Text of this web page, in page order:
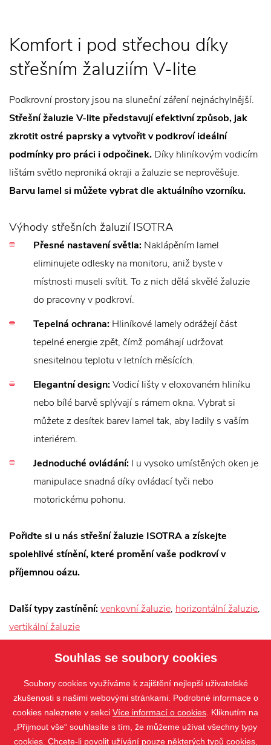
Komfort i pod střechou díky
střešním žaluziím V-lite
Podkrovní prostory jsou na sluneční záření nejnáchylnější.
Střešní žaluzie V-lite představují efektivní způsob, jak
zkrotit ostré paprsky a vytvořit v podkroví ideální
podmínky pro práci i odpočinek. Díky hliníkovým vodicím
lištám světlo neproniká okraji a žaluzie se neprověšuje.
Barvu lamel si můžete vybrat dle aktuálního vzorníku.
Výhody střešních žaluzií ISOTRA
Přesné nastavení světla: Naklápěním lamel
eliminujete odlesky na monitoru, aniž byste v
místnosti museli svítit. To z nich dělá skvělé žaluzie
do pracovny v podkroví.
Tepelná ochrana: Hliníkové lamely odrážejí část
tepelné energie zpět, čímž pomáhají udržovat
snesitelnou teplotu v letních měsících.
Elegantní design:Vodicí lišty v eloxovaném hliníku
nebo bílé barvě splývají s rámem okna. Vybrat si
můžete z desítek barev lamel tak, aby ladily s vaším
interiérem.
Jednoduché ovládání: I u vysoko umístěných oken je
manipulace snadná díky ovládací tyči nebo
motorickému pohonu.
Pořiďte si u nás střešní žaluzie ISOTRA a získejte
spolehlivé stínění, které promění vaše podkroví v
příjemnou oázu.
Další typy zastínění:venkovní žaluzie, horizontální žaluzie,
vertikální žaluzie
Souhlas se soubory cookies
Soubory cookies využíváme k zajištění nejlepší uživatelské
zkušenosti s našimi webovými stránkami. Podrobné informace o
cookies naleznete v sekci Více informací o cookies . Kliknutím na
„Přijmout vše“ souhlasíte s tím, že můžeme užívat všechny typy
cookies. Chcete-li povolit užívání pouze některých typů cookies,